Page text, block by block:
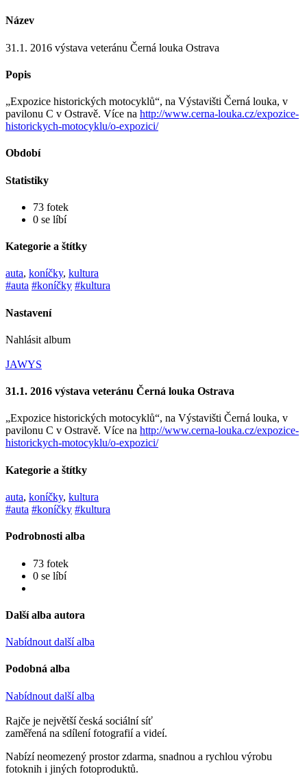
Název
31.1. 2016 výstava veteránu Černá louka Ostrava
Popis
„Expozice historických motocyklů“, na Výstavišti Černá louka, v
pavilonu C v Ostravě. Více na http://www.cerna-louka.cz/expozice-
historickych-motocyklu/o-expozici/
Období
Statistiky
73 fotek
0 se líbí
Kategorie a štítky
auta, koníčky, kultura
#auta #koníčky #kultura
Nastavení
Nahlásit album
JAWYS
31.1. 2016 výstava veteránu Černá louka Ostrava
„Expozice historických motocyklů“, na Výstavišti Černá louka, v
pavilonu C v Ostravě. Více na http://www.cerna-louka.cz/expozice-
historickych-motocyklu/o-expozici/
Kategorie a štítky
auta, koníčky, kultura
#auta #koníčky #kultura
Podrobnosti alba
73 fotek
0 se líbí
Další alba autora
Nabídnout další alba
Podobná alba
Nabídnout další alba
Rajče je největší česká sociální síť
zaměřená na sdílení fotografií a videí.
Nabízí neomezený prostor zdarma, snadnou a rychlou výrobu
fotoknih i jiných fotoproduktů.